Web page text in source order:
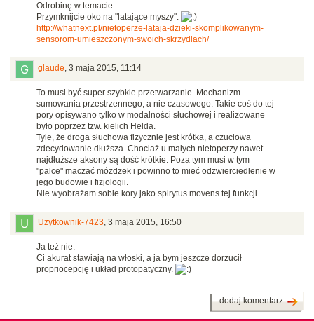
Odrobinę w temacie.
Przymknijcie oko na "latające myszy".
http://whatnext.pl/nietoperze-lataja-dzieki-skomplikowanym-
sensorom-umieszczonym-swoich-skrzydlach/
glaude, 3 maja 2015, 11:14
To musi być super szybkie przetwarzanie. Mechanizm
sumowania przestrzennego, a nie czasowego. Takie coś do tej
pory opisywano tylko w modalności słuchowej i realizowane
było poprzez tzw. kielich Helda.
Tyle, że droga słuchowa fizycznie jest krótka, a czuciowa
zdecydowanie dłuższa. Chociaż u małych nietoperzy nawet
najdłuższe aksony są dość krótkie. Poza tym musi w tym
"palce" maczać móżdżek i powinno to mieć odzwierciedlenie w
jego budowie i fizjologii.
Nie wyobrażam sobie kory jako spirytus movens tej funkcji.
Użytkownik-7423, 3 maja 2015, 16:50
Ja też nie.
Ci akurat stawiają na włoski, a ja bym jeszcze dorzucił
propriocepcję i układ protopatyczny.
dodaj komentarz